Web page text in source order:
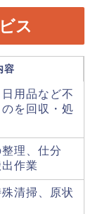
ス
容
用品など不
を回収・処
理、仕分
作業
清掃、原状